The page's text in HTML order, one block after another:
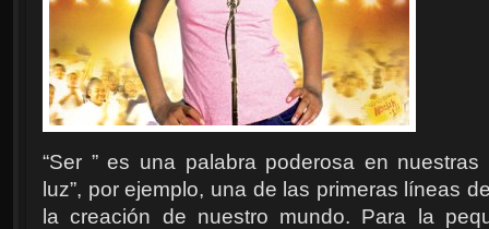
“Ser ” es una palabra poderosa en nuestras
luz”, por ejemplo, una de las primeras líneas
la creación de nuestro mundo. Para la